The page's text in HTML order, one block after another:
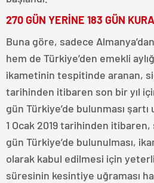
270 GÜN YERİNE 183 GÜN
Buna göre, sadece
hem de Türkiye’den emekli
ikametinin tespitinde aranan,
tarihinden itibaren son bir yıl
gün Türkiye’de bulunması şartı
1 Ocak 2019 tarihinden
gün Türkiye’de bulunulması,
olarak kabul edilmesi için
süresinin kesintiye uğraması